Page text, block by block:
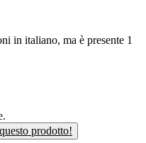
in italiano, ma è presente 1
prodotto!